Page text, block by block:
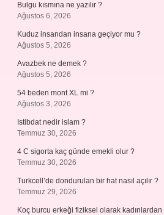
Bulgu kısmına ne yazılır ?
Ağustos 6, 2026
Kuduz insandan insana geçiyor mu ?
Ağustos 5, 2026
Avazbek ne demek ?
Ağustos 5, 2026
54 beden mont XL mi ?
Ağustos 3, 2026
Istibdat nedir islam ?
Temmuz 30, 2026
4 C sigorta kaç günde emekli olur ?
Temmuz 30, 2026
Turkcell’de dondurulan bir hat nasıl açılır ?
Temmuz 29, 2026
Koç burcu erkeği fiziksel olarak kadınlardan